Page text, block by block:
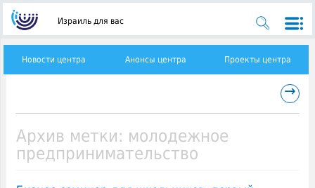
Израиль для вас
Новости центра Анонсы центра Проекты центра
→
Архив метки: молодежное
предпринимательство